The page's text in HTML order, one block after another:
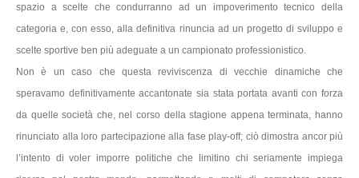
spazio a scelte che condurranno ad un impoverimento tecnico della
categoria e, con esso, alla definitiva rinuncia ad un progetto di sviluppo e
scelte sportive ben più adeguate a un campionato professionistico.
Non è un caso che questa reviviscenza di vecchie dinamiche che
speravamo definitivamente accantonate sia stata portata avanti con forza
da quelle società che, nel corso della stagione appena terminata, hanno
rinunciato alla loro partecipazione alla fase play-off; ciò dimostra ancor più
l’intento di voler imporre politiche che limitino chi seriamente impiega